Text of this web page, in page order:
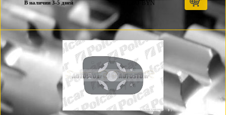
В наличии 3-5 дней 31,80 BYN